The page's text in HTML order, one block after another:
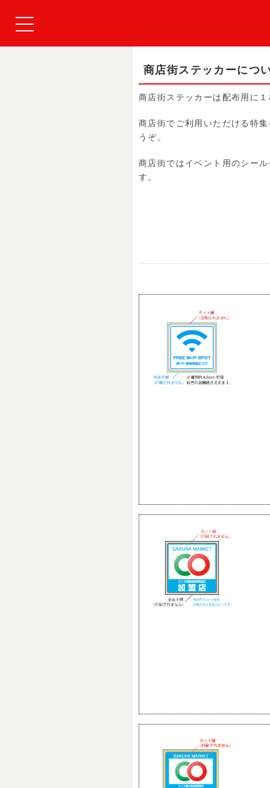
商店街ステッカーにつ
商店街ステッカーは配布用に
商店街でご利用いただける特
うぞ。
商店街ではイベント用のシー
す。